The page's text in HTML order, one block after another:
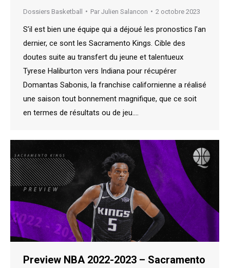
Dossiers Basketball Par Julien Salancon 2 octobre 2023
S’il est bien une équipe qui a déjoué les pronostics l’an
dernier, ce sont les Sacramento Kings. Cible des
doutes suite au transfert du jeune et talentueux
Tyrese Haliburton vers Indiana pour récupérer
Domantas Sabonis, la franchise californienne a réalisé
une saison tout bonnement magnifique, que ce soit
en termes de résultats ou de jeu.…
Preview NBA 2022-2023 – Sacramento